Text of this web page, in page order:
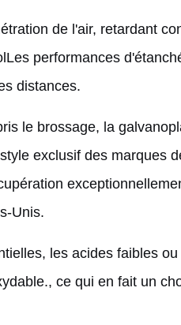
de l'air, retardant
performances
distances.
le brossage, la
exclusif des marques
Unis.
les acides faibles
ce qui en fait un